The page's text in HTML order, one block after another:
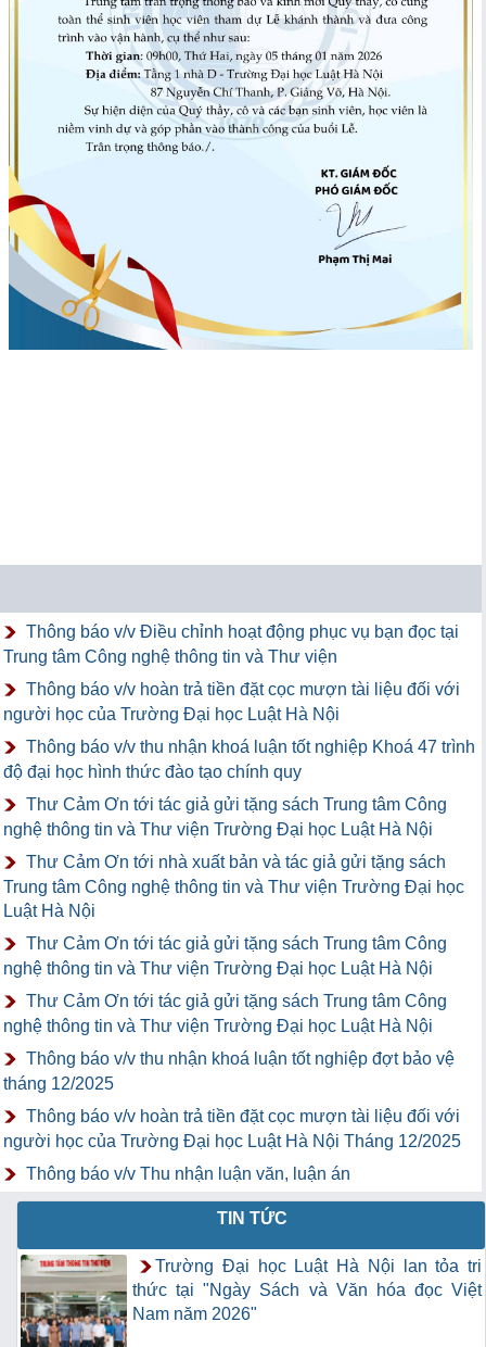
Thông báo v/v Điều chỉnh hoạt động phục vụ bạn đọc tại
Trung tâm Công nghệ thông tin và Thư viện
Thông báo v/v hoàn trả tiền đặt cọc mượn tài liệu đối với
người học của Trường Đại học Luật Hà Nội
Thông báo v/v thu nhận khoá luận tốt nghiệp Khoá 47 trình
độ đại học hình thức đào tạo chính quy
Thư Cảm Ơn tới tác giả gửi tặng sách Trung tâm Công
nghệ thông tin và Thư viện Trường Đại học Luật Hà Nội
Thư Cảm Ơn tới nhà xuất bản và tác giả gửi tặng sách
Trung tâm Công nghệ thông tin và Thư viện Trường Đại học
Luật Hà Nội
Thư Cảm Ơn tới tác giả gửi tặng sách Trung tâm Công
nghệ thông tin và Thư viện Trường Đại học Luật Hà Nội
Thư Cảm Ơn tới tác giả gửi tặng sách Trung tâm Công
nghệ thông tin và Thư viện Trường Đại học Luật Hà Nội
Thông báo v/v thu nhận khoá luận tốt nghiệp đợt bảo vệ
tháng 12/2025
Thông báo v/v hoàn trả tiền đặt cọc mượn tài liệu đối với
người học của Trường Đại học Luật Hà Nội Tháng 12/2025
Thông báo v/v Thu nhận luận văn, luận án
TIN TỨC
Trường Đại học Luật Hà Nội lan tỏa tri
thức tại "Ngày Sách và Văn hóa đọc Việt
Nam năm 2026"